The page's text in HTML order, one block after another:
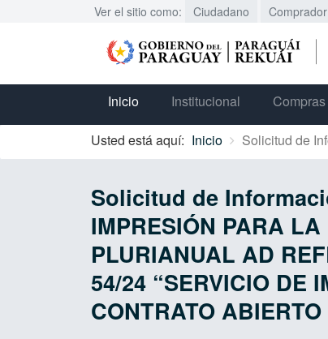
Ver el sitio como: Ciudadano Comprador
Inicio Institucional
Usted está aquí: Inicio Solicitud de
Solicitud de
IMPRESIÓN PARA
PLURIANUAL AD
54/24 “SERVICIO DE
CONTRATO